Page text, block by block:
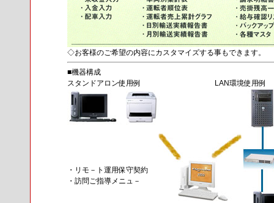
◇お客様のご希望の内容にカスタマイズする事もできます。
■機器構成
スタンドアロン使用例
LAN環境使用例
・リモ－ト運用保守契約
・訪問ご指導メニュ－